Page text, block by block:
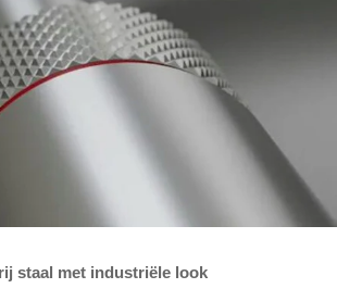
staal met industriële look